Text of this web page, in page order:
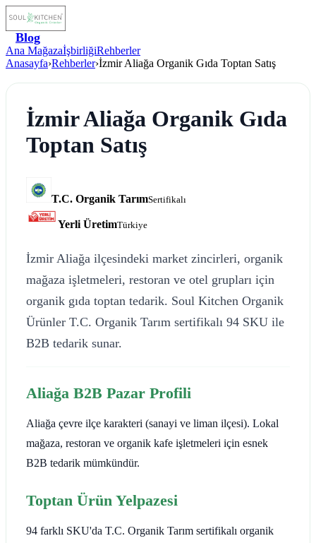
Blog
Ana MağazaİşbirliğiRehberler
Anasayfa›Rehberler›İzmir Aliağa Organik Gıda Toptan Satış
İzmir Aliağa Organik Gıda
Toptan Satış
T.C. Organik TarımSertifikalı
Yerli ÜretimTürkiye
İzmir Aliağa ilçesindeki market zincirleri, organik
mağaza işletmeleri, restoran ve otel grupları için
organik gıda toptan tedarik. Soul Kitchen Organik
Ürünler T.C. Organik Tarım sertifikalı 94 SKU ile
B2B tedarik sunar.
Aliağa B2B Pazar Profili
Aliağa çevre ilçe karakteri (sanayi ve liman ilçesi). Lokal
mağaza, restoran ve organik kafe işletmeleri için esnek
B2B tedarik mümkündür.
Toptan Ürün Yelpazesi
94 farklı SKU'da T.C. Organik Tarım sertifikalı organik